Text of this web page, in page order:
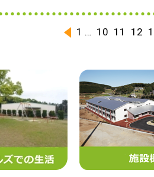
1 … 10 11 12